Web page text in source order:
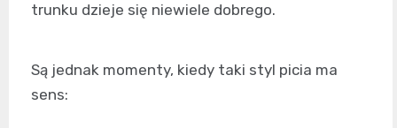
trunku dzieje się niewiele dobrego.
Są jednak momenty, kiedy taki styl picia ma
sens: